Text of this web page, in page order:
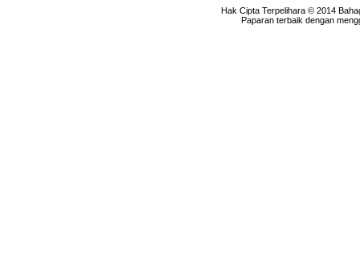
Hak Cipta Terpelihara © 2014
Paparan terbaik dengan